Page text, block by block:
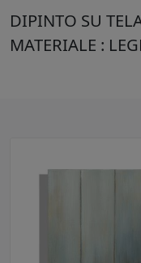
DIPINTO SU
MATERIALE :